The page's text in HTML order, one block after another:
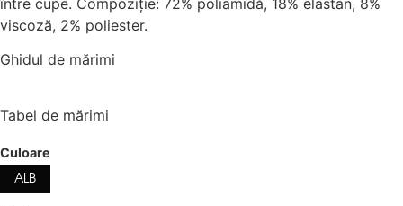
viscoză, 2% poliester.
Ghidul de mărimi
Tabel de mărimi
Culoare
ALB